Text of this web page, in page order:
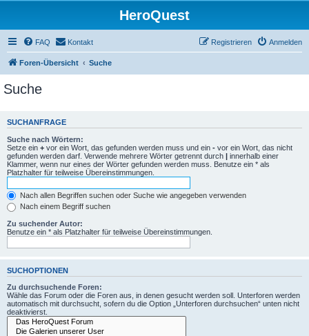
HeroQuest
FAQ Kontakt Anmelden
Registrieren
Foren-Übersicht Suche
Suche
SUCHANFRAGE
Suche nach Wörtern:
Setze ein + vor ein Wort, das gefunden werden muss und ein - vor ein Wort, das nicht
gefunden werden darf. Verwende mehrere Wörter getrennt durch | innerhalb einer
Klammer, wenn nur eines der Wörter gefunden werden muss. Benutze ein * als
Platzhalter für teilweise Übereinstimmungen.
Nach allen Begriffen suchen oder Suche wie angegeben verwenden
Nach einem Begriff suchen
Zu suchender Autor:
Benutze ein * als Platzhalter für teilweise Übereinstimmungen.
SUCHOPTIONEN
Zu durchsuchende Foren:
Wähle das Forum oder die Foren aus, in denen gesucht werden soll. Unterforen werden
automatisch mit durchsucht, sofern du die Option „Unterforen durchsuchen“ unten nicht
deaktivierst.